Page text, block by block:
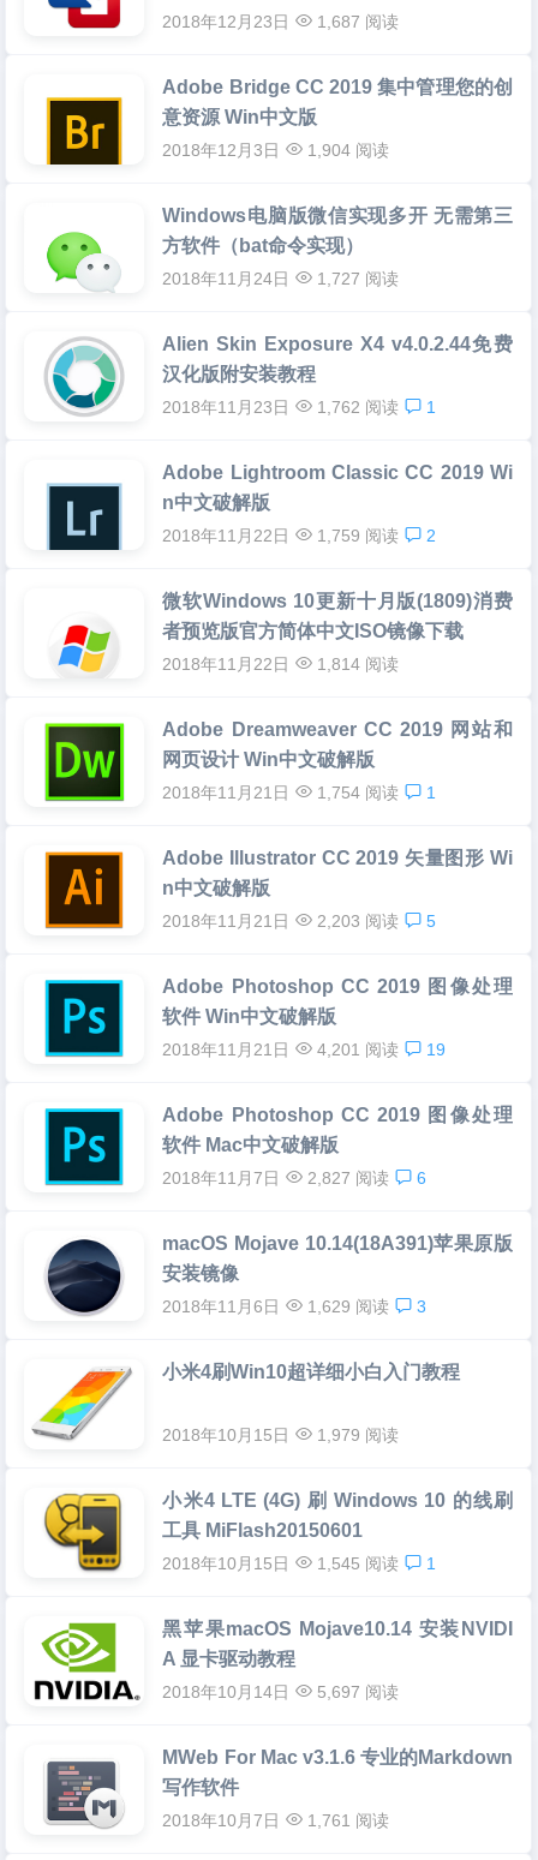
2018年12月23日 1,687 阅读
Adobe Bridge CC 2019 集中管理您的创
意资源 Win中文版
2018年12月3日 1,904 阅读
Windows电脑版微信实现多开 无需第三
方软件（bat命令实现）
2018年11月24日 1,727 阅读
Alien Skin Exposure X4 v4.0.2.44免费
汉化版附安装教程
2018年11月23日 1,762 阅读 1
Adobe Lightroom Classic CC 2019 Wi
n中文破解版
2018年11月22日 1,759 阅读 2
微软Windows 10更新十月版(1809)消费
者预览版官方简体中文ISO镜像下载
2018年11月22日 1,814 阅读
Adobe Dreamweaver CC 2019 网站和
网页设计 Win中文破解版
2018年11月21日 1,754 阅读 1
Adobe Illustrator CC 2019 矢量图形 Wi
n中文破解版
2018年11月21日 2,203 阅读 5
Adobe Photoshop CC 2019 图像处理
软件 Win中文破解版
2018年11月21日 4,201 阅读 19
Adobe Photoshop CC 2019 图像处理
软件 Mac中文破解版
2018年11月7日 2,827 阅读 6
macOS Mojave 10.14(18A391)苹果原版
安装镜像
2018年11月6日 1,629 阅读 3
小米4刷Win10超详细小白入门教程
2018年10月15日 1,979 阅读
小米4 LTE (4G) 刷 Windows 10 的线刷
工具 MiFlash20150601
2018年10月15日 1,545 阅读 1
黑苹果macOS Mojave10.14 安装NVIDI
A 显卡驱动教程
2018年10月14日 5,697 阅读
MWeb For Mac v3.1.6 专业的Markdown
写作软件
2018年10月7日 1,761 阅读